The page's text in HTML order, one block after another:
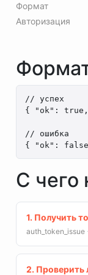
Формат
Авторизация
// успех
{ "ok":
// ошибка
{ "ok":
С чего
1. Получить
2. Проверить